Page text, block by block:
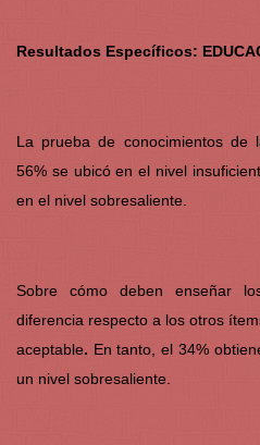
Resultados Específicos:
La prueba de conocimientos de
56% se ubicó en el nivel
en el nivel sobresaliente.
Sobre cómo deben enseñar
diferencia respecto a los otros
aceptable. En tanto, el 34%
un nivel sobresaliente.